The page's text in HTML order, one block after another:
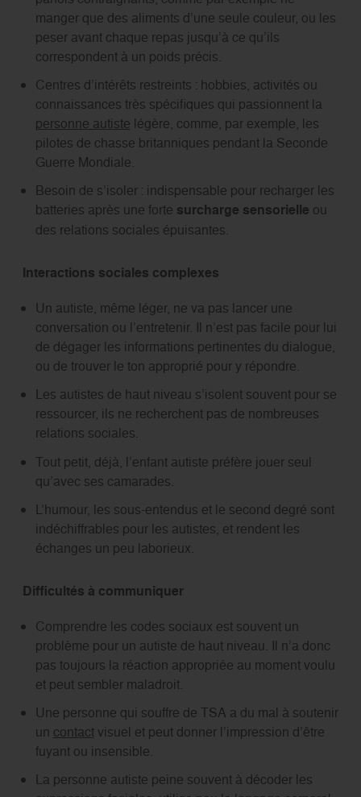
manger que des aliments d’une seule couleur, ou les
peser avant chaque repas jusqu’à ce qu’ils
correspondent à un poids précis.
Centres d’intérêts restreints : hobbies, activités ou
connaissances très spécifiques qui passionnent la
personne autiste légère, comme, par exemple, les
pilotes de chasse britanniques pendant la Seconde
Guerre Mondiale.
Besoin de s’isoler : indispensable pour recharger les
batteries après une forte surcharge sensorielle ou
des relations sociales épuisantes.
Interactions sociales complexes
Un autiste, même léger, ne va pas lancer une
conversation ou l’entretenir. Il n’est pas facile pour lui
de dégager les informations pertinentes du dialogue,
ou de trouver le ton approprié pour y répondre.
Les autistes de haut niveau s’isolent souvent pour se
ressourcer, ils ne recherchent pas de nombreuses
relations sociales.
Tout petit, déjà, l’enfant autiste préfère jouer seul
qu’avec ses camarades.
L’humour, les sous-entendus et le second degré sont
indéchiffrables pour les autistes, et rendent les
échanges un peu laborieux.
Difficultés à communiquer
Comprendre les codes sociaux est souvent un
problème pour un autiste de haut niveau. Il n’a donc
pas toujours la réaction appropriée au moment voulu
et peut sembler maladroit.
Une personne qui souffre de TSA a du mal à soutenir
un contactvisuel et peut donner l’impression d’être
fuyant ou insensible.
La personne autiste peine souvent à décoder les